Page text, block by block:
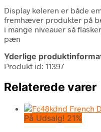
Display køleren er både
fremhæver produkter på
i mange niveauer så
pæn
Yderlige
Produkt id: 11397
Relaterede varer
På Udsalg! 21%